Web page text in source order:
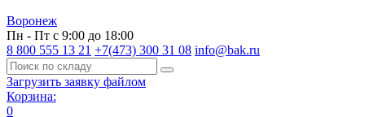
Воронеж
Пн - Пт с 9:00 до 18:00
8 800 555 13 21 +7(473) 300 31 08 info@bak.ru
Загрузить заявку файлом
Корзина:
0